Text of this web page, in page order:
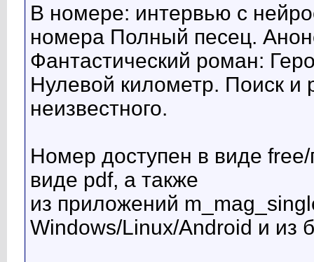
В номере: интервью с
номера Полный песец.
Фантастический роман:
Нулевой километр. Поиск
неизвестного.
Номер доступен в виде
виде pdf, а также
из приложений
Windows/Linux/Android и из